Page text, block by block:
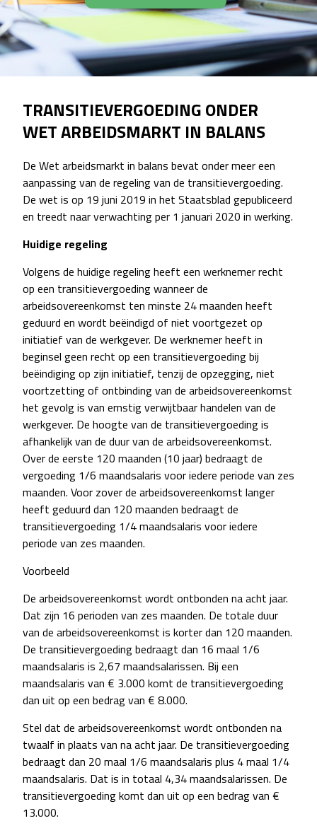
TRANSITIEVERGOEDING ONDER
WET ARBEIDSMARKT IN BALANS
De Wet arbeidsmarkt in balans bevat onder meer een
aanpassing van de regeling van de transitievergoeding.
De wet is op 19 juni 2019 in het Staatsblad gepubliceerd
en treedt naar verwachting per 1 januari 2020 in werking.
Huidige regeling
Volgens de huidige regeling heeft een werknemer recht
op een transitievergoeding wanneer de
arbeidsovereenkomst ten minste 24 maanden heeft
geduurd en wordt beëindigd of niet voortgezet op
initiatief van de werkgever. De werknemer heeft in
beginsel geen recht op een transitievergoeding bij
beëindiging op zijn initiatief, tenzij de opzegging, niet
voortzetting of ontbinding van de arbeidsovereenkomst
het gevolg is van ernstig verwijtbaar handelen van de
werkgever. De hoogte van de transitievergoeding is
afhankelijk van de duur van de arbeidsovereenkomst.
Over de eerste 120 maanden (10 jaar) bedraagt de
vergoeding 1/6 maandsalaris voor iedere periode van zes
maanden. Voor zover de arbeidsovereenkomst langer
heeft geduurd dan 120 maanden bedraagt de
transitievergoeding 1/4 maandsalaris voor iedere
periode van zes maanden.
Voorbeeld
De arbeidsovereenkomst wordt ontbonden na acht jaar.
Dat zijn 16 perioden van zes maanden. De totale duur
van de arbeidsovereenkomst is korter dan 120 maanden.
De transitievergoeding bedraagt dan 16 maal 1/6
maandsalaris is 2,67 maandsalarissen. Bij een
maandsalaris van € 3.000 komt de transitievergoeding
dan uit op een bedrag van € 8.000.
Stel dat de arbeidsovereenkomst wordt ontbonden na
twaalf in plaats van na acht jaar. De transitievergoeding
bedraagt dan 20 maal 1/6 maandsalaris plus 4 maal 1/4
maandsalaris. Dat is in totaal 4,34 maandsalarissen. De
transitievergoeding komt dan uit op een bedrag van €
13.000.